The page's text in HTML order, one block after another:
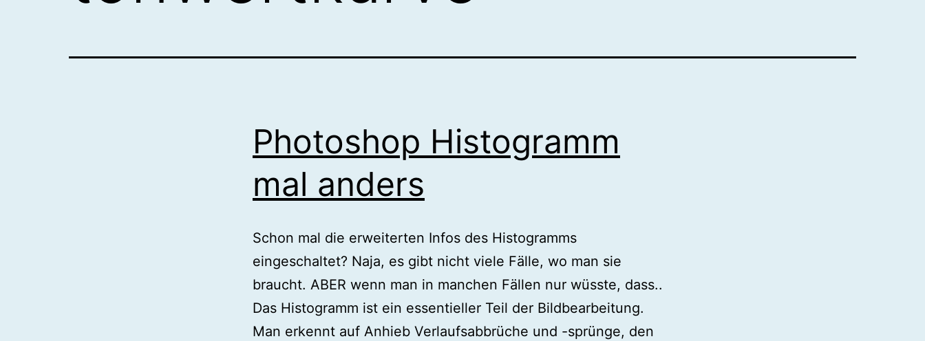
Photoshop Histogramm
mal anders
Schon mal die erweiterten Infos des Histogramms
eingeschaltet? Naja, es gibt nicht viele Fälle, wo man sie
braucht. ABER wenn man in manchen Fällen nur wüsste, dass..
Das Histogramm ist ein essentieller Teil der Bildbearbeitung.
Man erkennt auf Anhieb Verlaufsabbrüche und -sprünge, den